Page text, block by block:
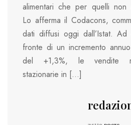
alimentari che per quelli non
Lo afferma il Codacons,
dati diffusi oggi dall’Istat.
fronte di un incremento
del +1,3%, le vendite
stazionarie in […]